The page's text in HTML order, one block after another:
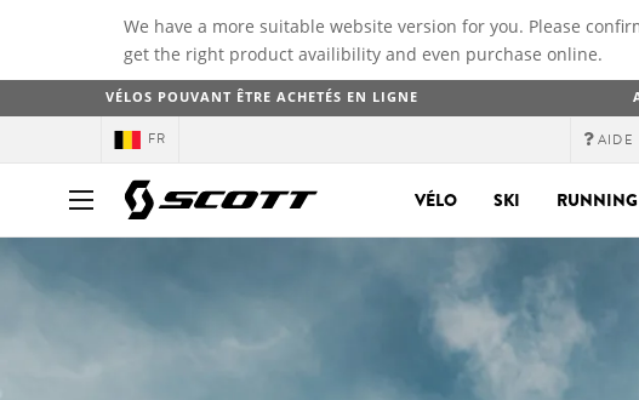
We have a more suitable website version for you. Please
get the right product availibility and even purchase online.
VÉLOS POUVANT ÊTRE ACHETÉS EN LIGNE
FR AIDE
VÉLO SKI RUNNING